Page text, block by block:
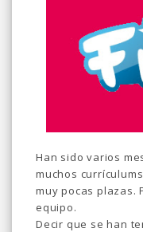
Han sido varios
muchos
muy pocas plazas.
equipo.
Decir que se han